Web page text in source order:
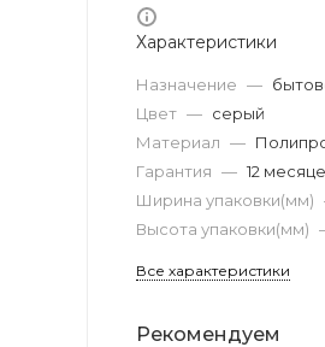
Характеристики
Назначение —
Цвет — серый
Материал —
Гарантия — 12
Ширина упаковки(мм)
Высота упаковки(мм)
Все характеристики
Рекомендуем